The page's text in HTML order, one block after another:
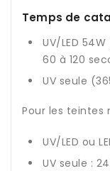
Temps de
UV/LED
60 à 120
UV seule
Pour les teintes
UV/LED ou
UV seule :